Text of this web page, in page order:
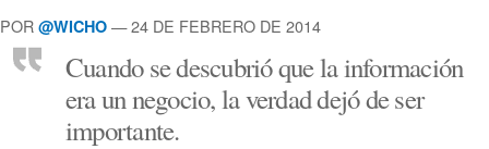
POR @WICHO — 24 DE FEBRERO DE 2014
Cuando se descubrió que la información
era un negocio, la verdad dejó de ser
importante.